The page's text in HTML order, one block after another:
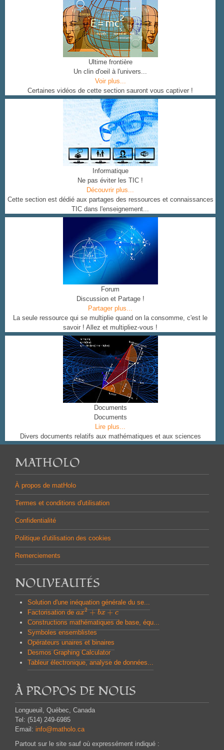
Ultime frontière
Un clin d'oeil à l'univers...
Voir plus...
Certaines vidéos de cette section sauront vous captiver !
Informatique
Ne pas éviter les TIC !
Découvrir plus...
Cette section est dédié aux partages des ressources et connaissances
TIC dans l'enseignement...
Forum
Discussion et Partage !
Partager plus...
La seule ressource qui se multiplie quand on la consomme, c'est le
savoir ! Allez et multipliez-vous !
Documents
Documents
Lire plus...
Divers documents relatifs aux mathématiques et aux sciences
MATHOLO
À propos de matHolo
Termes et conditions d'utilisation
Confidentialité
Politique d'utilisation des cookies
Remerciements
NOUVEAUTÉS
Solution d'une inéquation générale du se...
Factorisation deax2 + bx + c
ax2+bx +c
Constructions mathématiques de base, équ...
Symboles ensemblistes
Opérateurs unaires et binaires
Desmos Graphing Calculator
Tableur électronique, analyse de données...
À PROPOS DE NOUS
Longueuil, Québec, Canada
Tel: (514) 249-6985
Email: info@matholo.ca
Partout sur le site sauf où expressément indiqué :